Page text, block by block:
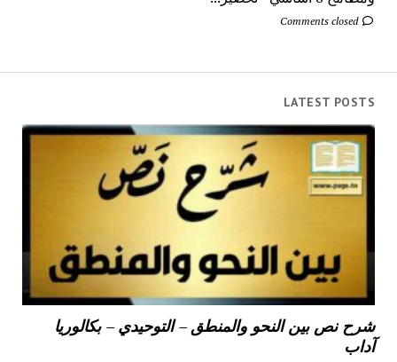
Comments closed
LATEST POSTS
شرح نص بين النحو والمنطق – التوحيدي – بكالوريا
آداب